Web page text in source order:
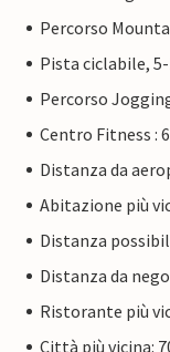
Percorso
Pista ciclabile,
Percorso
Centro Fitness :
Distanza da
Abitazione più
Distanza
Distanza da
Ristorante più
Città più vicina: